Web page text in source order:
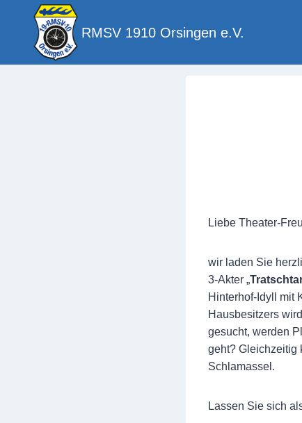
springen
RMSV 1910 Orsingen e.V.
Liebe Theater-
wir laden Sie
3-Akter „
Hinterhof-Idyll mit
Hausbesitzers
gesucht, werden
geht? Gleichzeitig
Schlamassel.
Lassen Sie sich